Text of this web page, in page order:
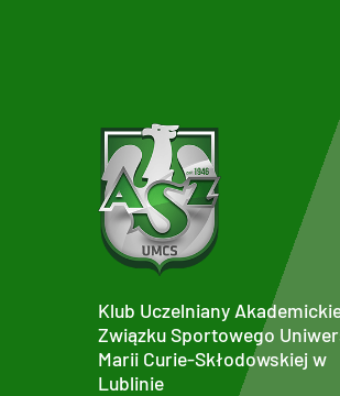
Klub Uczelniany
Związku Sportowego
Marii Curie-Skłodowskiej w
Lublinie